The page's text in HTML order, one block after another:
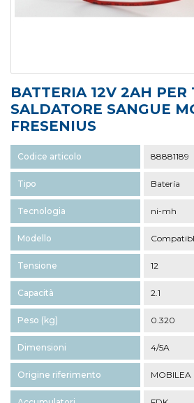
BATTERIA 12V 2AH PER
SALDATORE SANGUE
FRESENIUS
Codice articolo 88881189
Tipo Batería
Tecnologia ni-mh
Modello
Tensione 12
Capacità 2.1
Peso (kg) 0.320
Dimensioni 4/5A
Origine riferimento MOBILEA